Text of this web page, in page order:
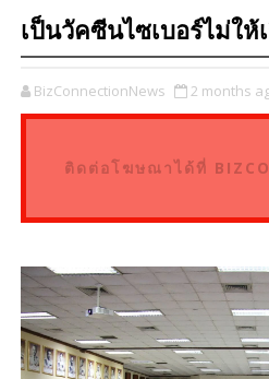
เป็นวัคซีนไซเบอร์ไม่ให้
BizConnectionNews 2 months
ติดต่อโฆษณาได้ที่